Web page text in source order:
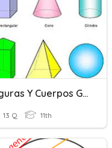
Figuras Y Cuerpos Geométricos
13 Q 11th